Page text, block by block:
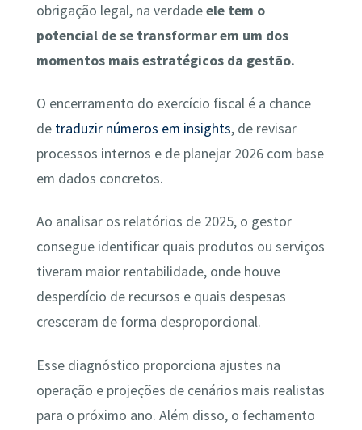
obrigação legal, na verdadeele tem o
potencial de se transformar em um dos
momentos mais estratégicos da gestão.
O encerramento do exercício fiscal é a chance
de traduzir números em insights, de revisar
processos internos e de planejar 2026 com base
em dados concretos.
Ao analisar os relatórios de 2025, o gestor
consegue identificar quais produtos ou serviços
tiveram maior rentabilidade, onde houve
desperdício de recursos e quais despesas
cresceram de forma desproporcional.
Esse diagnóstico proporciona ajustes na
operação e projeções de cenários mais realistas
para o próximo ano. Além disso, o fechamento